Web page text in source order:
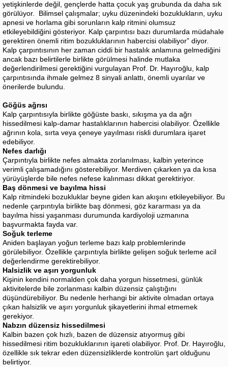
yetişkinlerde değil, gençlerde hatta çocuk yaş grubunda da daha sık
görülüyor. Bilimsel çalışmalar; uyku düzenindeki bozuklukların, uyku
apnesi ve horlama gibi sorunların kalp ritmini olumsuz
etkileyebildiğini gösteriyor. Kalp çarpıntısı bazı durumlarda müdahale
gerektiren önemli ritim bozukluklarının habercisi olabiliyor” diyor.
Kalp çarpıntısının her zaman ciddi bir hastalık anlamına gelmediğini
ancak bazı belirtilerle birlikte görülmesi halinde mutlaka
değerlendirilmesi gerektiğini vurgulayan Prof. Dr. Hayıroğlu, kalp
çarpıntısında ihmale gelmez 8 sinyali anlattı, önemli uyarılar ve
önerilerde bulundu.
Göğüs ağrısı
Kalp çarpıntısıyla birlikte göğüste baskı, sıkışma ya da ağrı
hissedilmesi kalp-damar hastalıklarının habercisi olabiliyor. Özellikle
ağrının kola, sırta veya çeneye yayılması riskli durumlara işaret
edebiliyor.
Nefes darlığı
Çarpıntıyla birlikte nefes almakta zorlanılması, kalbin yeterince
verimli çalışamadığını gösterebiliyor. Merdiven çıkarken ya da kısa
yürüyüşlerde bile nefes nefese kalınması dikkat gerektiriyor.
Baş dönmesi ve bayılma hissi
Kalp ritmindeki bozukluklar beyne giden kan akışını etkileyebiliyor. Bu
nedenle çarpıntıyla birlikte baş dönmesi, göz kararması ya da
bayılma hissi yaşanması durumunda kardiyoloji uzmanına
başvurmakta fayda var.
Soğuk terleme
Aniden başlayan yoğun terleme bazı kalp problemlerinde
görülebiliyor. Özellikle çarpıntıyla birlikte gelişen soğuk terleme acil
değerlendirme gerektirebiliyor.
Halsizlik ve aşırı yorgunluk
Kişinin kendini normalden çok daha yorgun hissetmesi, günlük
aktivitelerde bile zorlanması kalbin düzensiz çalıştığını
düşündürebiliyor. Bu nedenle herhangi bir aktivite olmadan ortaya
çıkan halsizlik ve aşırı yorgunluk şikayetlerini ihmal etmemek
gerekiyor.
Nabzın düzensiz hissedilmesi
Kalbin bazen çok hızlı, bazen de düzensiz atıyormuş gibi
hissedilmesi ritim bozukluklarının işareti olabiliyor. Prof. Dr. Hayıroğlu,
özellikle sık tekrar eden düzensizliklerde kontrolün şart olduğunu
belirtiyor.